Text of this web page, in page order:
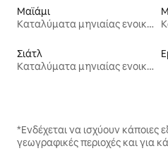
Μαϊάμι
Καταλύματα μηνιαίας ενοικίασης
Σιάτλ
Καταλύματα μηνιαίας ενοικίασης
*Ενδέχεται να ισχύουν κάποιες
γεωγραφικές περιοχές και για